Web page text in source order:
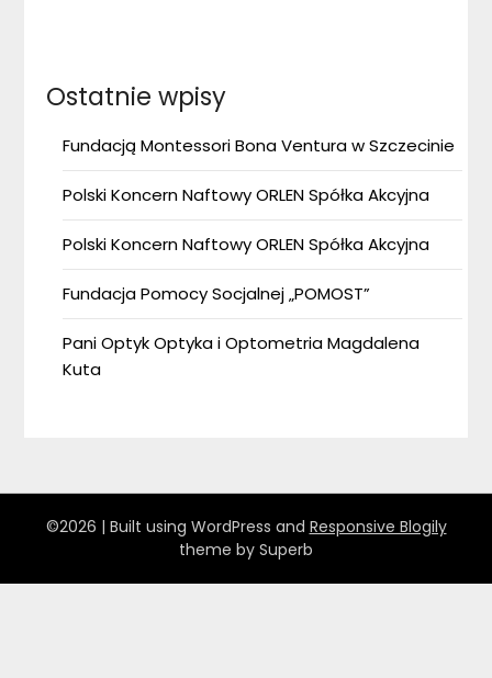
Ostatnie wpisy
Fundacją Montessori Bona Ventura w Szczecinie
Polski Koncern Naftowy ORLEN Spółka Akcyjna
Polski Koncern Naftowy ORLEN Spółka Akcyjna
Fundacja Pomocy Socjalnej „POMOST”
Pani Optyk Optyka i Optometria Magdalena
Kuta
©2026 | Built using WordPress and Responsive Blogily
theme by Superb